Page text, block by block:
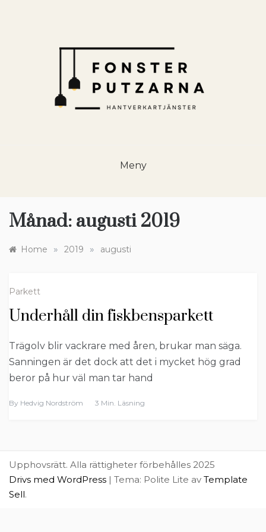
Meny
Månad: augusti 2019
Home » 2019 » augusti
Parkett
Underhåll din fiskbensparkett
Trägolv blir vackrare med åren, brukar man säga.
Sanningen är det dock att det i mycket hög grad
beror på hur väl man tar hand
By Hedvig Nordström 3 Min. Läsning
Upphovsrätt. Alla rättigheter förbehålles 2025
Drivs med WordPress | Tema: Polite Lite av Template
Sell.